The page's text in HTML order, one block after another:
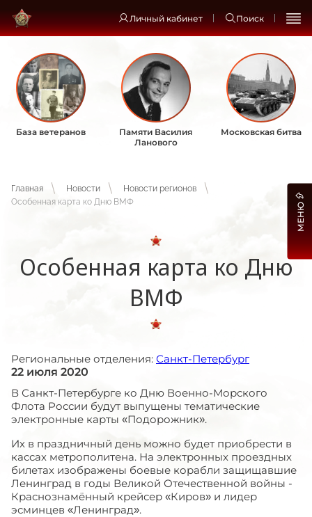
Личный кабинет Поиск
База ветеранов
Памяти Василия
Ланового
Московская битва
Главная Новости
Новости регионов
Особенная карта ко Дню ВМФ
Особенная карта ко Дню
ВМФ
Региональные отделения: Санкт-Петербург
22 июля 2020
В Санкт-Петербурге ко Дню Военно-Морского
Флота России будут выпущены тематические
электронные карты «Подорожник».
Их в праздничный день можно будет приобрести в
кассах метрополитена. На электронных проездных
билетах изображены боевые корабли защищавшие
Ленинград в годы Великой Отечественной войны -
Краснознамённый крейсер «Киров» и лидер
эсминцев «Ленинград».
МЕНЮ